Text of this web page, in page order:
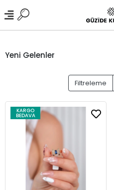
Yeni Gelenler
Filtreleme
KARGO
BEDAVA